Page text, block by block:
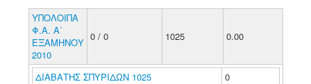
ΥΠΟΛΟΙΠΑ
Φ.Α. Α΄
ΕΞΑΜΗΝΟΥ
2010
0 / 0 1025 0.00
ΔΙΑΒΑΤΗΣ ΣΠΥΡΙΔΩΝ 1025 0